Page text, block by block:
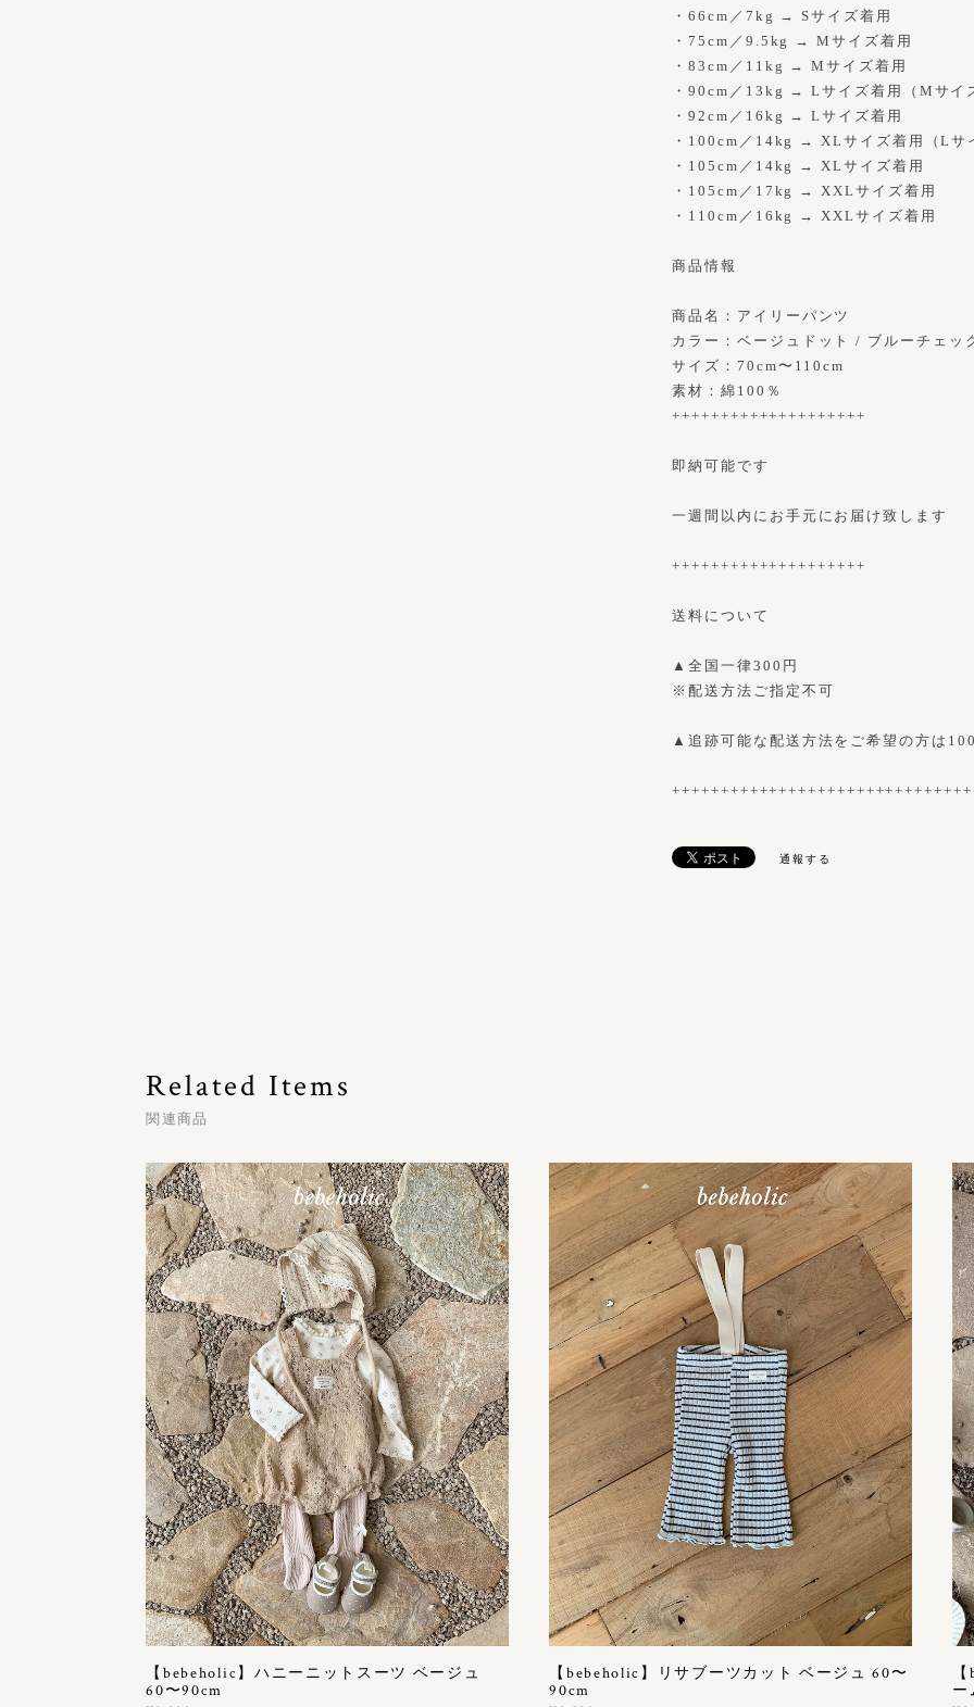
・66cm／7kg → Sサイズ着用
・75cm／9.5kg → Mサイズ着用
・83cm／11kg → Mサイズ着用
・90cm／13kg → Lサイズ着用（Mサイ
・92cm／16kg → Lサイズ着用
・100cm／14kg → XLサイズ着用（Lサ
・105cm／14kg → XLサイズ着用
・105cm／17kg → XXLサイズ着用
・110cm／16kg → XXLサイズ着用
商品情報
商品名：アイリーパンツ
カラー：ベージュドット / ブルーチェッ
サイズ：70cm〜110cm
素材：綿100％
++++++++++++++++++++
即納可能です
一週間以内にお手元にお届け致します
++++++++++++++++++++
送料について
▲全国一律300円
※配送方法ご指定不可
▲追跡可能な配送方法をご希望の方は
通報する
Related Items
関連商品
【bebeholic】ハニーニットスーツ ベージュ
60〜90cm
【bebeholic】リサブーツカット ベージュ 60〜
90cm
ー